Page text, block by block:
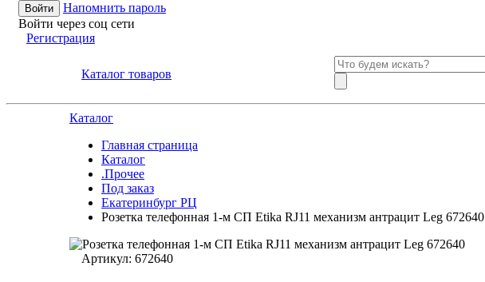
Напомнить пароль
Войти через соц сети
Регистрация
Каталог товаров
Каталог
Главная страница
Каталог
.Прочее
Под заказ
Екатеринбург РЦ
Розетка телефонная 1-м СП Etika RJ11 механизм антрацит Leg 672640
Артикул: 672640